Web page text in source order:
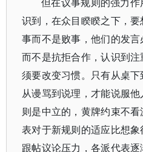
识到，在众目睽睽之下，
事而不是败事，他们的发言
而不是抗拒合作，认识到
须要改变习惯。只有从桌下
从谩骂到说理，才能说服
则是中立的，黄牌约束不
表对于新规则的适应比想
跟帖议论压力，各派代表